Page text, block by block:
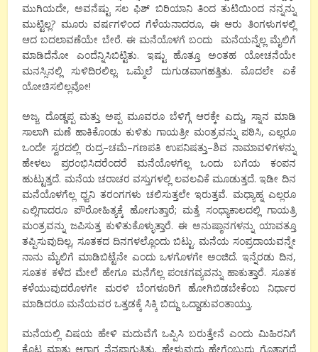
ಮುಗಿಯದೇ,ಅವನೆಷ್ಟು ಸಲ ಫಿಶ್ ಬಿರಿಯಾನಿ ತಿಂದ ತುಟಿಯಿಂದ ನನ್ನನ್ನು
ಮುಟ್ಟಿಲ್ಲ? ಮೂರು ವರ್ಷಗಳಿಂದ ಗೆಳೆಯನಾದರೂ, ಈ ಆರು ತಿಂಗಳುಗಳಲ್ಲಿ
ಆದ ಬದಲಾವಣೆಯೇ ಬೇರೆ. ಈ ಮನೆಯೊಳಗೆ ಬಂದು ಮನೆಯನ್ನೆಲ್ಲ ಮೈಲಿಗೆ
ಮಾಡಿದೆನೋ
ಎಂದೆನ್ನಿಸಿಬಿಟ್ಟಿತು. ಇಷ್ಟು ಹೊತ್ತೂ ಅಂತಹ ಯೋಚನೆಯೇ
ಮನಸ್ಸಿನಲ್ಲಿ
ಸುಳಿದಿರಲಿಲ್ಲ.ಒಮ್ಮೆಲೆ ದುಗುಡವಾಗಹತ್ತಿತು.ಮೊದಲೇ
ಏಕೆ
ಯೋಚಿಸಲಿಲ್ಲವೋ!
ಅಜ್ಜ, ದೊಡ್ಡಪ್ಪ ಮತ್ತು ಅಪ್ಪ ಮೂವರೂ ಬೆಳಿಗ್ಗೆ ಆರಕ್ಕೇ ಎದ್ದು, ಸ್ನಾನ ಮಾಡಿ
ಸಾಲಾಗಿ ಮಣೆ ಹಾಕಿಕೊಂಡು ಕುಳಿತು ಗಾಯತ್ರೀ ಮಂತ್ರವನ್ನು ಪಠಿಸಿ, ಎಲ್ಲರೂ
ಒಂದೇ ಸ್ವರದಲ್ಲಿ ರುದ್ರ–ಚಮೆ–ಗಣಪತಿ ಉಪನಿಷತ್ತು–ಶಿವ ನಾಮಾವಳಿಗಳನ್ನು
ಹೇಳಲು
ಪ್ರರಂಭಿಸಿದರೆಂದರೆ ಮನೆಯೊಳಗೆಲ್ಲ ಒಂದು ಬಗೆಯ
ಕಂಪನ
ಹುಟ್ಟುತ್ತದೆ. ಮನೆಯ ಚರಾಚರ ವಸ್ತುಗಳಲ್ಲಿ ಲವಲವಿಕೆ ಮೂಡುತ್ತದೆ.ಇಡೀ ದಿನ
ಮನೆಯೊಳಗೆಲ್ಲ ಧ್ವನಿ ತರಂಗಗಳು ಚಲಿಸುತ್ತಲೇ ಇರುತ್ತವೆ.ಮಧ್ಯಾಹ್ನ ಎಲ್ಲರೂ
ಎಲ್ಲಿಗಾದರೂ ಪೌರೋಹಿತ್ಯಕ್ಕೆ ಹೋಗುತ್ತಾರೆ;ಮತ್ತೆ ಸಂಧ್ಯಾಕಾಲದಲ್ಲಿ ಗಾಯತ್ರಿ
ಮಂತ್ರವನ್ನು ಜಪಿಸುತ್ತ ಕುಳಿತುಕೊಳ್ಳುತ್ತಾರೆ. ಈ ಅನುಷ್ಠಾನಗಳನ್ನು ಯಾವತ್ತೂ
ತಪ್ಪಿಸುವುದಿಲ್ಲ, ಸೂತಕದ ದಿನಗಳಲ್ಲೊಂದು ಬಿಟ್ಟು.ಮನೆಯ ಸಂಪ್ರದಾಯವನ್ನೇ
ನಾನು ಮೈಲಿಗೆ ಮಾಡಿಬಿಟ್ಟೆನೇ ಎಂದು ಒಳಗೊಳಗೇ ಅಂಜಿದೆ.ಇನ್ನೆರಡು ದಿನ,
ಸೂತಕ ಕಳೆದ ಮೇಲೆ ಹೇಗೂ ಮನೆಗೆಲ್ಲ ಪಂಚಗವ್ಯವನ್ನು ಹಾಕುತ್ತಾರೆ. ಸೂತಕ
ಕಳೆಯುವುದರೊಳಗೇ
ಮರಳಿ ಬೆಂಗಳೂರಿಗೆ ಹೋಗಿಬಿಡಬೇಕೆಂಬ
ನಿರ್ಧಾರ
ಮಾಡಿದರೂ ಮನೆಯವರ ಒತ್ತಡಕ್ಕೆ ಸಿಕ್ಕಿ ಬಿದ್ದು ಒದ್ದಾಡುವಂತಾಯ್ತು.
ಮನೆಯಲ್ಲಿ ವಿಷಯ ಹೇಳಿ ಮದುವೆಗೆ ಒಪ್ಪಿಸಿ ಬರುತ್ತೇನೆ ಎಂದು ಮಿಹಿರನಿಗೆ
ಕೊಟ್ಟ ಮಾತು ಆಗಾಗ ನೆನಪಾಗುತ್ತಿತ್ತು. ಹೇಳುವುದು ಹೇಗೆಂಬುದು ಗೊತ್ತಾಗದೆ